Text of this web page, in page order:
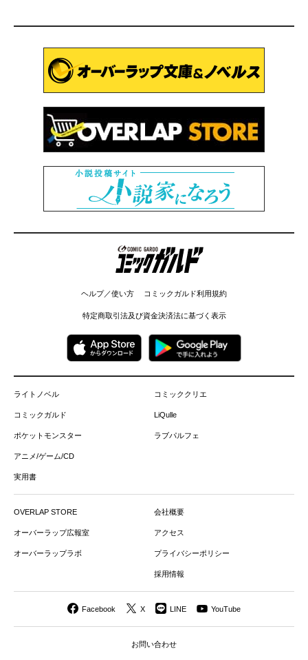
コミックガルド
ヘルプ／使い方 コミックガルド利用規約
特定商取引法及び資金決済法に基づく表示
ライトノベル
コミックガルド
ポケットモンスター
アニメ/ゲーム/CD
実用書
コミッククリエ
LiQulle
ラブパルフェ
OVERLAP STORE
オーバーラップ広報室
オーバーラップラボ
会社概要
アクセス
プライバシーポリシー
採用情報
Facebook X LINE YouTube
お問い合わせ